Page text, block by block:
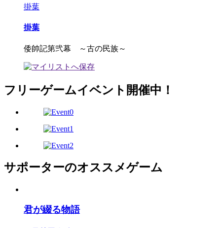
掛葉
掛葉
倭帥記第弐幕 ～古の民族～
フリーゲームイベント開催中！
サポーターのオススメゲーム
君が綴る物語